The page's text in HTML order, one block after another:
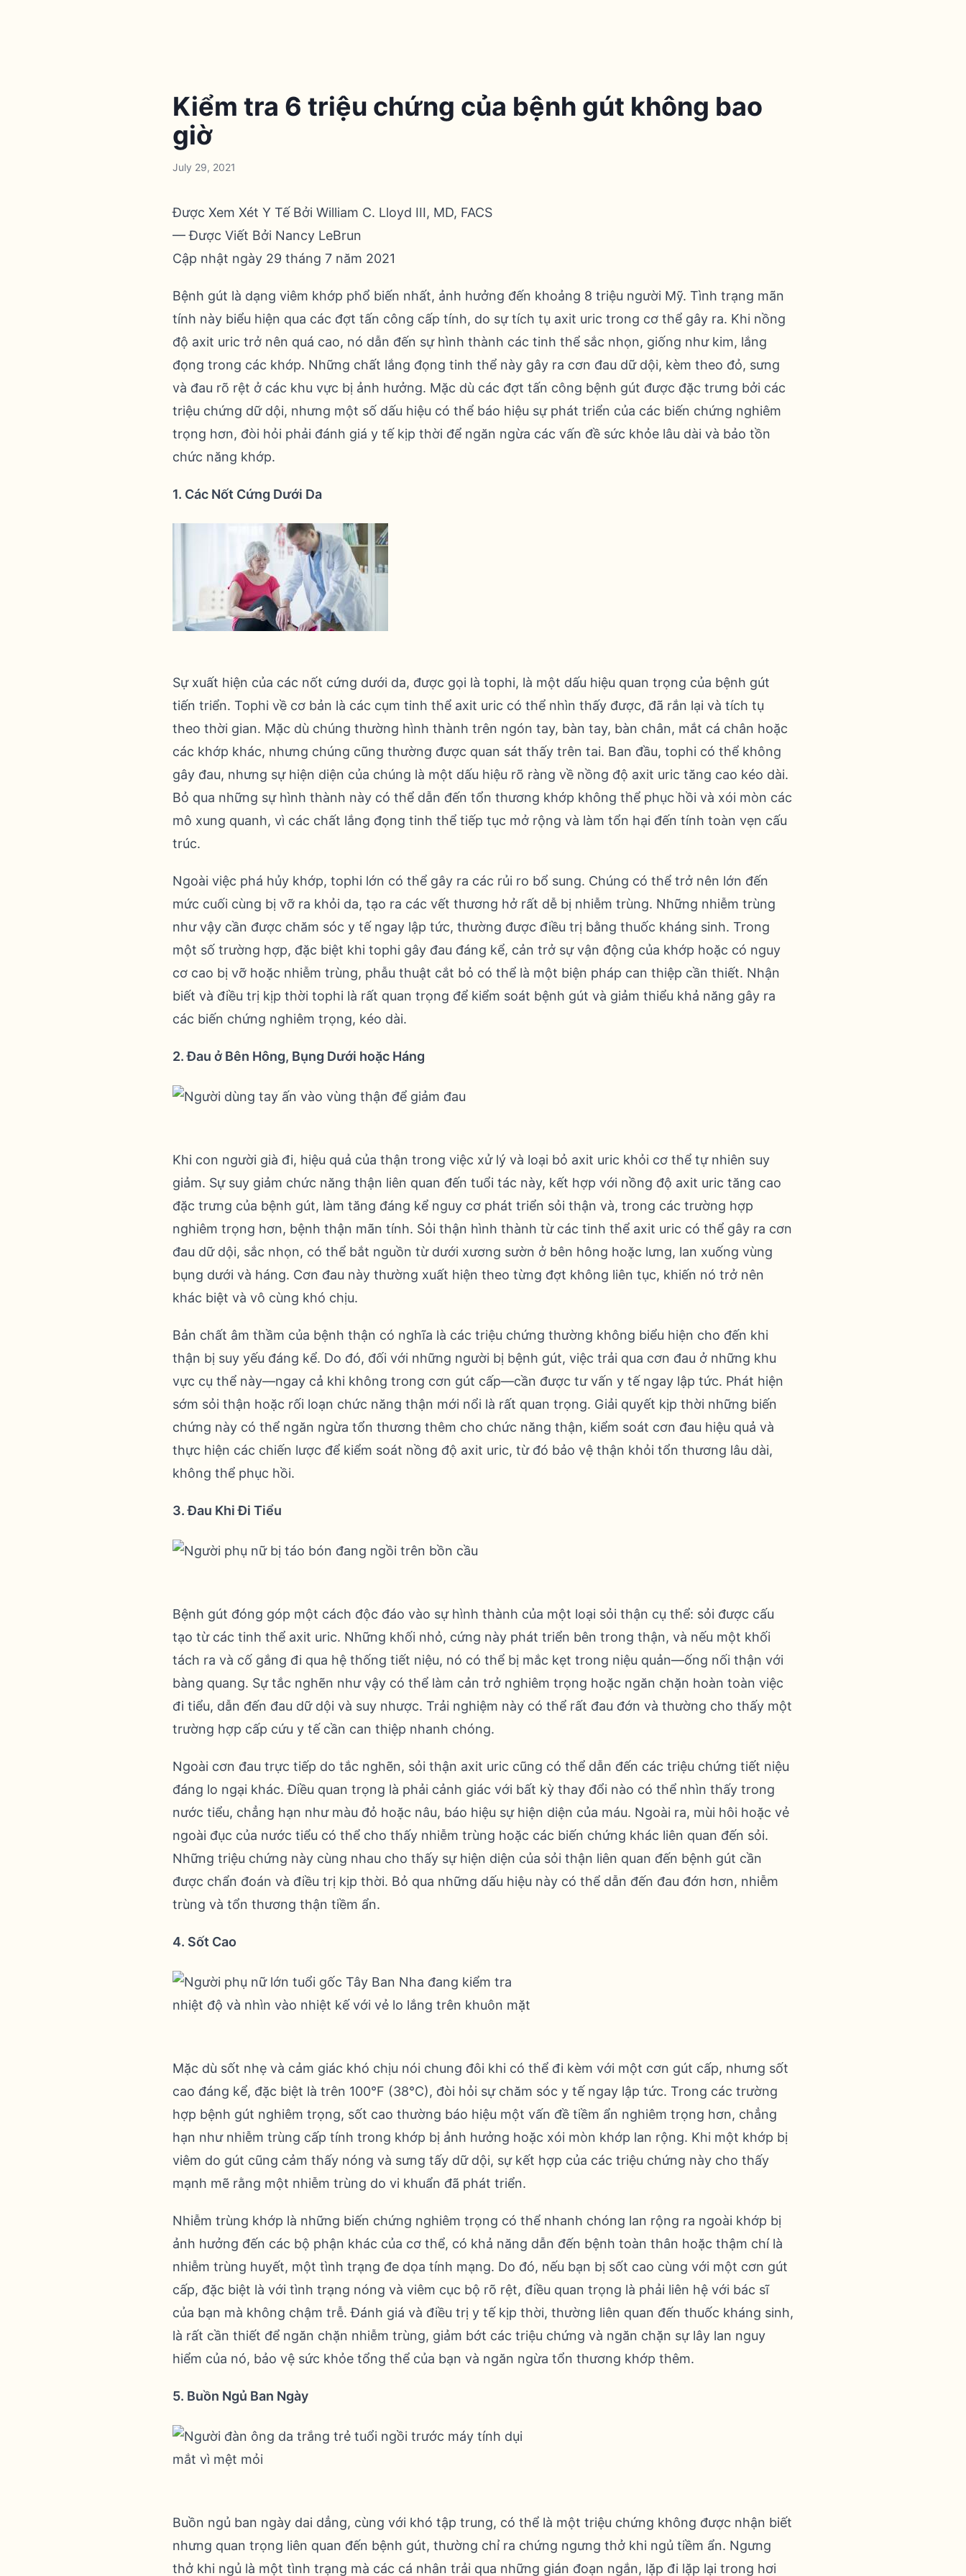
Kiểm tra 6 triệu chứng của bệnh gút không bao
giờ
July 29, 2021
Được Xem Xét Y Tế Bởi William C. Lloyd III, MD, FACS
— Được Viết Bởi Nancy LeBrun
Cập nhật ngày 29 tháng 7 năm 2021
Bệnh gút là dạng viêm khớp phổ biến nhất, ảnh hưởng đến khoảng 8 triệu người Mỹ. Tình trạng mãn
tính này biểu hiện qua các đợt tấn công cấp tính, do sự tích tụ axit uric trong cơ thể gây ra. Khi nồng
độ axit uric trở nên quá cao, nó dẫn đến sự hình thành các tinh thể sắc nhọn, giống như kim, lắng
đọng trong các khớp. Những chất lắng đọng tinh thể này gây ra cơn đau dữ dội, kèm theo đỏ, sưng
và đau rõ rệt ở các khu vực bị ảnh hưởng. Mặc dù các đợt tấn công bệnh gút được đặc trưng bởi các
triệu chứng dữ dội, nhưng một số dấu hiệu có thể báo hiệu sự phát triển của các biến chứng nghiêm
trọng hơn, đòi hỏi phải đánh giá y tế kịp thời để ngăn ngừa các vấn đề sức khỏe lâu dài và bảo tồn
chức năng khớp.
1. Các Nốt Cứng Dưới Da
Sự xuất hiện của các nốt cứng dưới da, được gọi là tophi, là một dấu hiệu quan trọng của bệnh gút
tiến triển. Tophi về cơ bản là các cụm tinh thể axit uric có thể nhìn thấy được, đã rắn lại và tích tụ
theo thời gian. Mặc dù chúng thường hình thành trên ngón tay, bàn tay, bàn chân, mắt cá chân hoặc
các khớp khác, nhưng chúng cũng thường được quan sát thấy trên tai. Ban đầu, tophi có thể không
gây đau, nhưng sự hiện diện của chúng là một dấu hiệu rõ ràng về nồng độ axit uric tăng cao kéo dài.
Bỏ qua những sự hình thành này có thể dẫn đến tổn thương khớp không thể phục hồi và xói mòn các
mô xung quanh, vì các chất lắng đọng tinh thể tiếp tục mở rộng và làm tổn hại đến tính toàn vẹn cấu
trúc.
Ngoài việc phá hủy khớp, tophi lớn có thể gây ra các rủi ro bổ sung. Chúng có thể trở nên lớn đến
mức cuối cùng bị vỡ ra khỏi da, tạo ra các vết thương hở rất dễ bị nhiễm trùng. Những nhiễm trùng
như vậy cần được chăm sóc y tế ngay lập tức, thường được điều trị bằng thuốc kháng sinh. Trong
một số trường hợp, đặc biệt khi tophi gây đau đáng kể, cản trở sự vận động của khớp hoặc có nguy
cơ cao bị vỡ hoặc nhiễm trùng, phẫu thuật cắt bỏ có thể là một biện pháp can thiệp cần thiết. Nhận
biết và điều trị kịp thời tophi là rất quan trọng để kiểm soát bệnh gút và giảm thiểu khả năng gây ra
các biến chứng nghiêm trọng, kéo dài.
2. Đau ở Bên Hông, Bụng Dưới hoặc Háng
Khi con người già đi, hiệu quả của thận trong việc xử lý và loại bỏ axit uric khỏi cơ thể tự nhiên suy
giảm. Sự suy giảm chức năng thận liên quan đến tuổi tác này, kết hợp với nồng độ axit uric tăng cao
đặc trưng của bệnh gút, làm tăng đáng kể nguy cơ phát triển sỏi thận và, trong các trường hợp
nghiêm trọng hơn, bệnh thận mãn tính. Sỏi thận hình thành từ các tinh thể axit uric có thể gây ra cơn
đau dữ dội, sắc nhọn, có thể bắt nguồn từ dưới xương sườn ở bên hông hoặc lưng, lan xuống vùng
bụng dưới và háng. Cơn đau này thường xuất hiện theo từng đợt không liên tục, khiến nó trở nên
khác biệt và vô cùng khó chịu.
Bản chất âm thầm của bệnh thận có nghĩa là các triệu chứng thường không biểu hiện cho đến khi
thận bị suy yếu đáng kể. Do đó, đối với những người bị bệnh gút, việc trải qua cơn đau ở những khu
vực cụ thể này—ngay cả khi không trong cơn gút cấp—cần được tư vấn y tế ngay lập tức. Phát hiện
sớm sỏi thận hoặc rối loạn chức năng thận mới nổi là rất quan trọng. Giải quyết kịp thời những biến
chứng này có thể ngăn ngừa tổn thương thêm cho chức năng thận, kiểm soát cơn đau hiệu quả và
thực hiện các chiến lược để kiểm soát nồng độ axit uric, từ đó bảo vệ thận khỏi tổn thương lâu dài,
không thể phục hồi.
3. Đau Khi Đi Tiểu
Bệnh gút đóng góp một cách độc đáo vào sự hình thành của một loại sỏi thận cụ thể: sỏi được cấu
tạo từ các tinh thể axit uric. Những khối nhỏ, cứng này phát triển bên trong thận, và nếu một khối
tách ra và cố gắng đi qua hệ thống tiết niệu, nó có thể bị mắc kẹt trong niệu quản—ống nối thận với
bàng quang. Sự tắc nghẽn như vậy có thể làm cản trở nghiêm trọng hoặc ngăn chặn hoàn toàn việc
đi tiểu, dẫn đến đau dữ dội và suy nhược. Trải nghiệm này có thể rất đau đớn và thường cho thấy một
trường hợp cấp cứu y tế cần can thiệp nhanh chóng.
Ngoài cơn đau trực tiếp do tắc nghẽn, sỏi thận axit uric cũng có thể dẫn đến các triệu chứng tiết niệu
đáng lo ngại khác. Điều quan trọng là phải cảnh giác với bất kỳ thay đổi nào có thể nhìn thấy trong
nước tiểu, chẳng hạn như màu đỏ hoặc nâu, báo hiệu sự hiện diện của máu. Ngoài ra, mùi hôi hoặc vẻ
ngoài đục của nước tiểu có thể cho thấy nhiễm trùng hoặc các biến chứng khác liên quan đến sỏi.
Những triệu chứng này cùng nhau cho thấy sự hiện diện của sỏi thận liên quan đến bệnh gút cần
được chẩn đoán và điều trị kịp thời. Bỏ qua những dấu hiệu này có thể dẫn đến đau đớn hơn, nhiễm
trùng và tổn thương thận tiềm ẩn.
4. Sốt Cao
Mặc dù sốt nhẹ và cảm giác khó chịu nói chung đôi khi có thể đi kèm với một cơn gút cấp, nhưng sốt
cao đáng kể, đặc biệt là trên 100°F (38°C), đòi hỏi sự chăm sóc y tế ngay lập tức. Trong các trường
hợp bệnh gút nghiêm trọng, sốt cao thường báo hiệu một vấn đề tiềm ẩn nghiêm trọng hơn, chẳng
hạn như nhiễm trùng cấp tính trong khớp bị ảnh hưởng hoặc xói mòn khớp lan rộng. Khi một khớp bị
viêm do gút cũng cảm thấy nóng và sưng tấy dữ dội, sự kết hợp của các triệu chứng này cho thấy
mạnh mẽ rằng một nhiễm trùng do vi khuẩn đã phát triển.
Nhiễm trùng khớp là những biến chứng nghiêm trọng có thể nhanh chóng lan rộng ra ngoài khớp bị
ảnh hưởng đến các bộ phận khác của cơ thể, có khả năng dẫn đến bệnh toàn thân hoặc thậm chí là
nhiễm trùng huyết, một tình trạng đe dọa tính mạng. Do đó, nếu bạn bị sốt cao cùng với một cơn gút
cấp, đặc biệt là với tình trạng nóng và viêm cục bộ rõ rệt, điều quan trọng là phải liên hệ với bác sĩ
của bạn mà không chậm trễ. Đánh giá và điều trị y tế kịp thời, thường liên quan đến thuốc kháng sinh,
là rất cần thiết để ngăn chặn nhiễm trùng, giảm bớt các triệu chứng và ngăn chặn sự lây lan nguy
hiểm của nó, bảo vệ sức khỏe tổng thể của bạn và ngăn ngừa tổn thương khớp thêm.
5. Buồn Ngủ Ban Ngày
Buồn ngủ ban ngày dai dẳng, cùng với khó tập trung, có thể là một triệu chứng không được nhận biết
nhưng quan trọng liên quan đến bệnh gút, thường chỉ ra chứng ngưng thở khi ngủ tiềm ẩn. Ngưng
thở khi ngủ là một tình trạng mà các cá nhân trải qua những gián đoạn ngắn, lặp đi lặp lại trong hơi